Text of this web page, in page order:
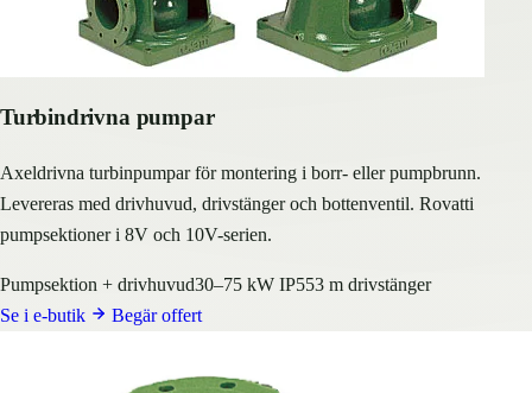
Turbindrivna pumpar
Axeldrivna turbinpumpar för montering i borr- eller pumpbrunn.
Levereras med drivhuvud, drivstänger och bottenventil. Rovatti
pumpsektioner i 8V och 10V-serien.
Pumpsektion + drivhuvud30–75 kW IP553 m drivstänger
Se i e-butik
Begär offert